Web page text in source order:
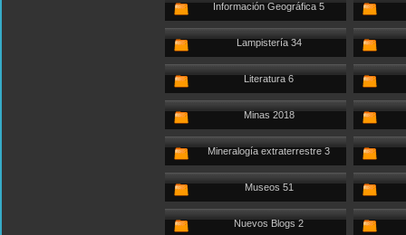
Información Geográfica 5
Lampistería 34
Literatura 6
Minas 2018
Mineralogía extraterrestre 3
Museos 51
Nuevos Blogs 2